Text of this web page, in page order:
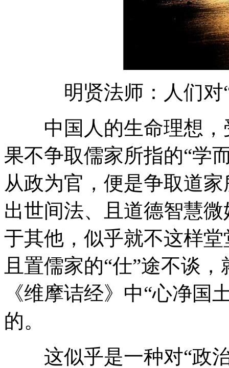
明贤法师：人们对
中国人的生命理想，
果不争取儒家所指的“学
从政为官，便是争取道家
出世间法、且道德智慧
于其他，似乎就不这样
且置儒家的“仕”途不谈
《维摩诘经》中“心净国
的。
这似乎是一种对“政治